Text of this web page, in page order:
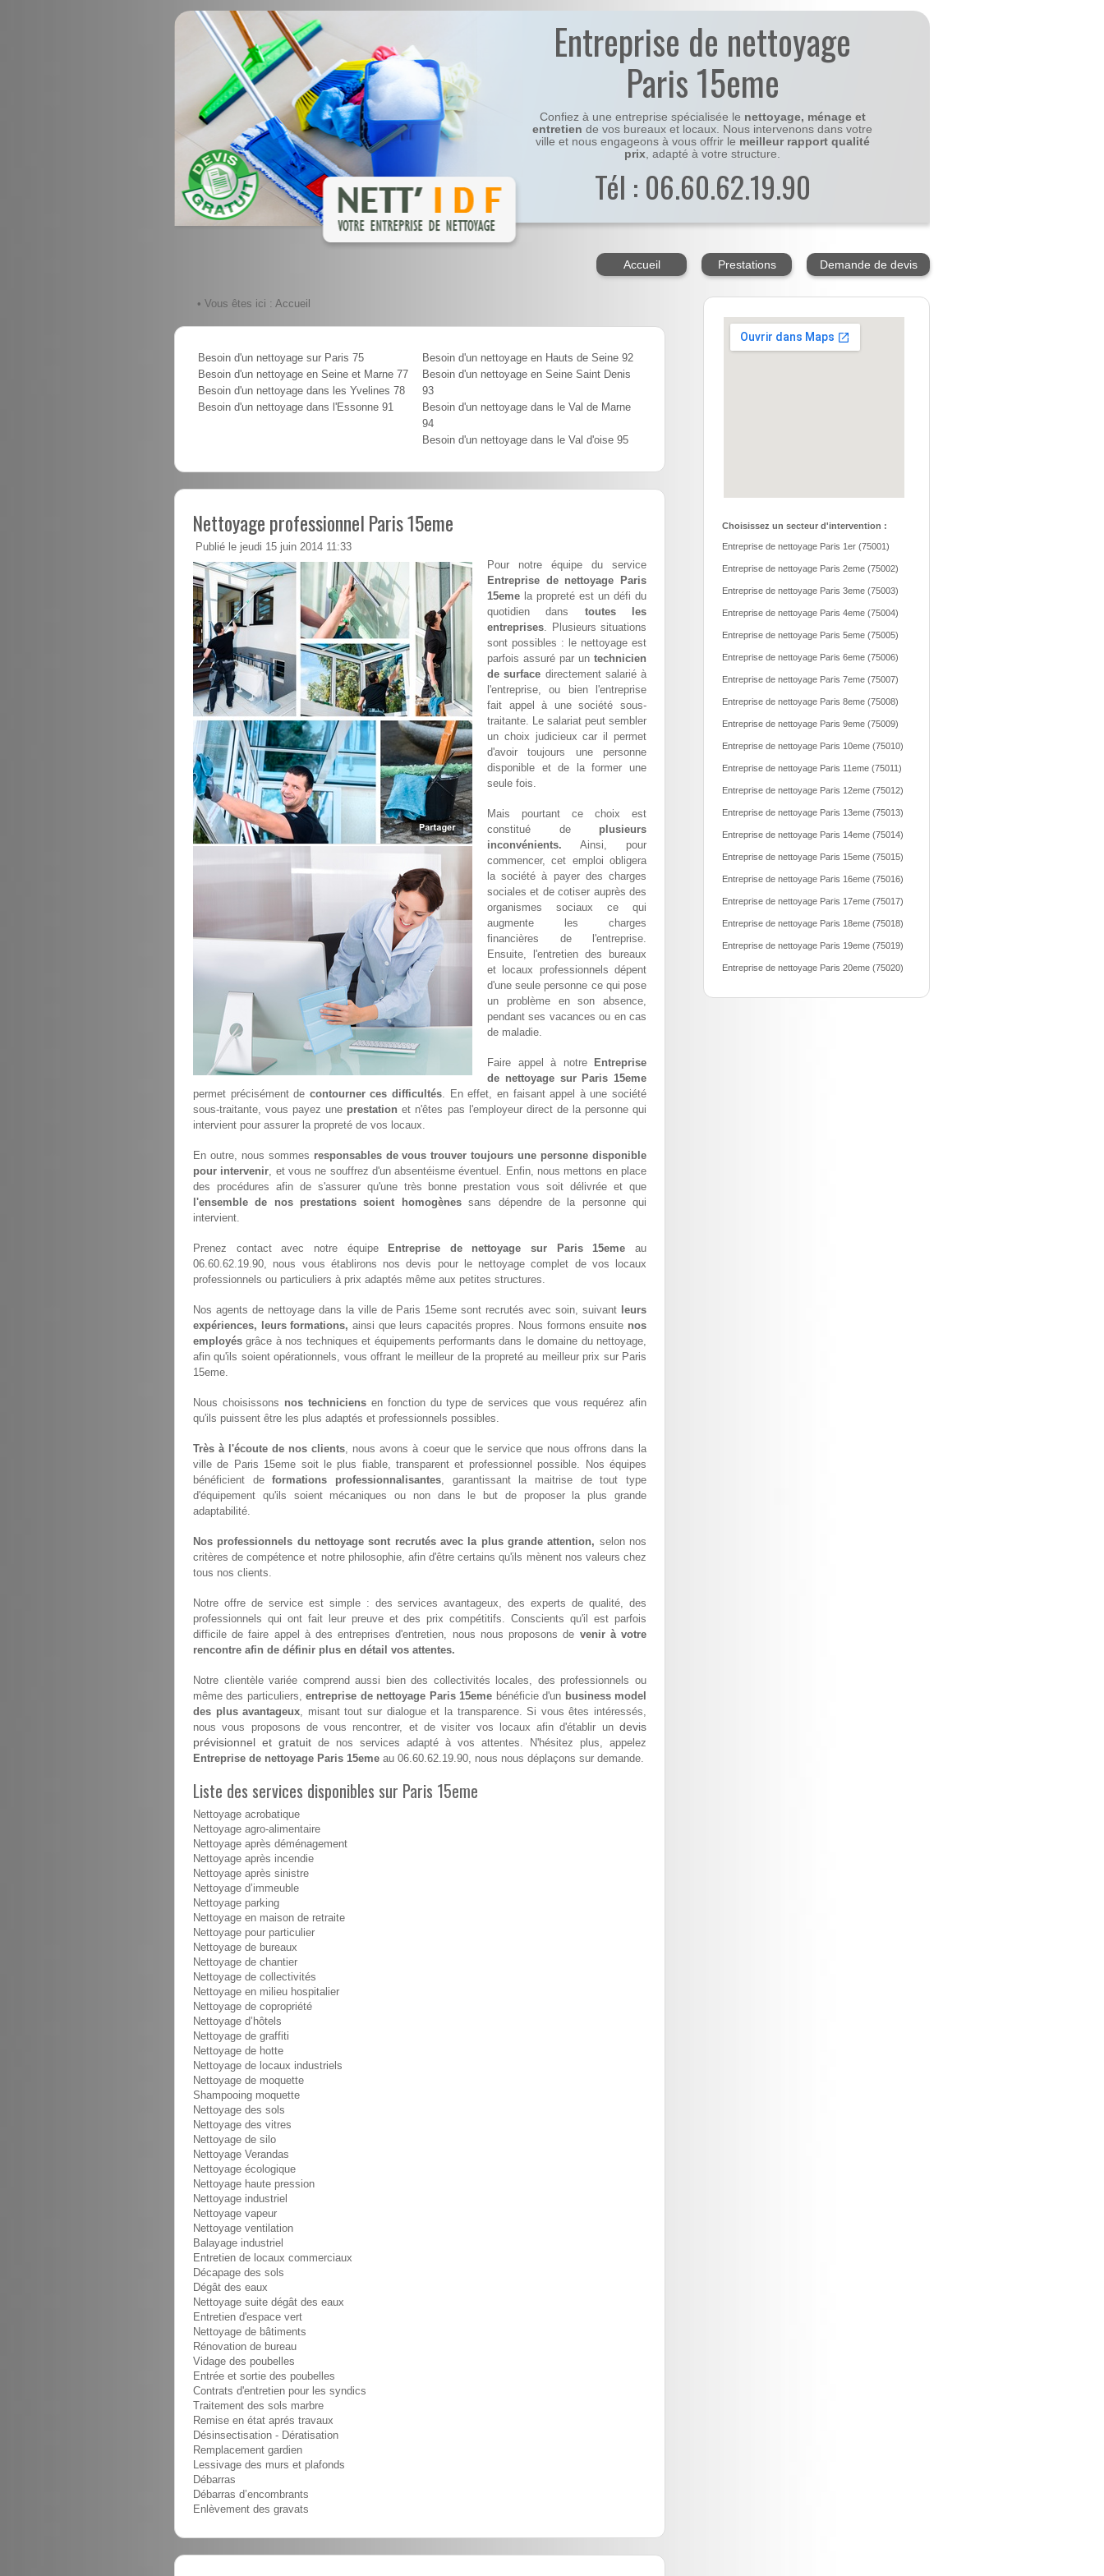
Entreprise de nettoyage
Paris 15eme
Confiez à une entreprise spécialisée le nettoyage, ménage et
entretien de vos bureaux et locaux. Nous intervenons dans votre
ville et nous engageons à vous offrir le meilleur rapport qualité
prix, adapté à votre structure.
Tél : 06.60.62.19.90
Accueil Prestations Demande de devis
• Vous êtes ici : Accueil
Besoin d'un nettoyage sur Paris 75
Besoin d'un nettoyage en Seine et Marne 77
Besoin d'un nettoyage dans les Yvelines 78
Besoin d'un nettoyage dans l'Essonne 91
Besoin d'un nettoyage en Hauts de Seine 92
Besoin d'un nettoyage en Seine Saint Denis
93
Besoin d'un nettoyage dans le Val de Marne
94
Besoin d'un nettoyage dans le Val d'oise 95
Nettoyage professionnel Paris 15eme
Publié le jeudi 15 juin 2014 11:33
Pour notre équipe du service
Entreprise de nettoyage Paris
15eme la propreté est un défi du
quotidien dans toutes les
entreprises. Plusieurs situations
sont possibles : le nettoyage est
parfois assuré par un technicien
de surface directement salarié à
l'entreprise, ou bien l'entreprise
fait appel à une société sous-
traitante. Le salariat peut sembler
un choix judicieux car il permet
d'avoir toujours une personne
disponible et de la former une
seule fois.
Mais pourtant ce choix est
constitué de plusieurs
inconvénients. Ainsi, pour
commencer, cet emploi obligera
la société à payer des charges
sociales et de cotiser auprès des
organismes sociaux ce qui
augmente les charges
financières de l'entreprise.
Ensuite, l'entretien des bureaux
et locaux professionnels dépent
d'une seule personne ce qui pose
un problème en son absence,
pendant ses vacances ou en cas
de maladie.
Faire appel à notre
Entreprise
de nettoyage sur Paris 15eme
permet précisément de contourner ces difficultés. En effet, en faisant appel à une société
sous-traitante, vous payez une prestation et n'êtes pas l'employeur direct de la personne qui
intervient pour assurer la propreté de vos locaux.
En outre, nous sommes responsables de vous trouver toujours une personne disponible
pour intervenir, et vous ne souffrez d'un absentéisme éventuel. Enfin, nous mettons en place
des procédures afin de s'assurer qu'une très bonne prestation vous soit délivrée et que
l'ensemble de nos prestations soient homogènessans dépendre de la personne qui
intervient.
Prenez contact avec notre équipe Entreprise de nettoyage sur Paris 15eme au
06.60.62.19.90, nous vous établirons nos devis pour le nettoyage complet de vos locaux
professionnels ou particuliers à prix adaptés même aux petites structures.
Nos agents de nettoyage dans la ville de Paris 15eme sont recrutés avec soin, suivant leurs
expériences, leurs formations, ainsi que leurs capacités propres. Nous formons ensuite nos
employés grâce à nos techniques et équipements performants dans le domaine du nettoyage,
afin qu'ils soient opérationnels, vous offrant le meilleur de la propreté au meilleur prix sur Paris
15eme.
Nous choisissons nos techniciensen fonction du type de services que vous requérez afin
qu'ils puissent être les plus adaptés et professionnels possibles.
Très à l'écoute de nos clients, nous avons à coeur que le service que nous offrons dans la
ville de Paris 15eme soit le plus fiable, transparent et professionnel possible. Nos équipes
bénéficient deformations professionnalisantes, garantissant la maitrise de tout type
d'équipement qu'ils soient mécaniques ou non dans le but de proposer la plus grande
adaptabilité.
Nos professionnels du nettoyage sont recrutés avec la plus grande attention, selon nos
critères de compétence et notre philosophie, afin d'être certains qu'ils mènent nos valeurs chez
tous nos clients.
Notre offre de service est simple : des services avantageux, des experts de qualité, des
professionnels qui ont fait leur preuve et des prix compétitifs. Conscients qu'il est parfois
difficile de faire appel à des entreprises d'entretien, nous nous proposons de venir à votre
rencontre afin de définir plus en détail vos attentes.
Notre clientèle variée comprend aussi bien des collectivités locales, des professionnels ou
même des particuliers,entreprise de nettoyage Paris 15eme bénéficie d'un business model
des plus avantageux, misant tout sur dialogue et la transparence. Si vous êtes intéressés,
nous vous proposons de vous rencontrer, et de visiter vos locaux afin d'établir un devis
prévisionnel et gratuit de nos services adapté à vos attentes. N'hésitez plus, appelez
Entreprise de nettoyage Paris 15eme au 06.60.62.19.90, nous nous déplaçons sur demande.
Liste des services disponibles sur Paris 15eme
Nettoyage acrobatique
Nettoyage agro-alimentaire
Nettoyage après déménagement
Nettoyage après incendie
Nettoyage après sinistre
Nettoyage d’immeuble
Nettoyage parking
Nettoyage en maison de retraite
Nettoyage pour particulier
Nettoyage de bureaux
Nettoyage de chantier
Nettoyage de collectivités
Nettoyage en milieu hospitalier
Nettoyage de copropriété
Nettoyage d’hôtels
Nettoyage de graffiti
Nettoyage de hotte
Nettoyage de locaux industriels
Nettoyage de moquette
Shampooing moquette
Nettoyage des sols
Nettoyage des vitres
Nettoyage de silo
Nettoyage Verandas
Nettoyage écologique
Nettoyage haute pression
Nettoyage industriel
Nettoyage vapeur
Nettoyage ventilation
Balayage industriel
Entretien de locaux commerciaux
Décapage des sols
Dégât des eaux
Nettoyage suite dégât des eaux
Entretien d'espace vert
Nettoyage de bâtiments
Rénovation de bureau
Vidage des poubelles
Entrée et sortie des poubelles
Contrats d'entretien pour les syndics
Traitement des sols marbre
Remise en état aprés travaux
Désinsectisation - Dératisation
Remplacement gardien
Lessivage des murs et plafonds
Débarras
Débarras d’encombrants
Enlèvement des gravats
Choisissez un secteur d'intervention :
Entreprise de nettoyage Paris 1er (75001)
Entreprise de nettoyage Paris 2eme (75002)
Entreprise de nettoyage Paris 3eme (75003)
Entreprise de nettoyage Paris 4eme (75004)
Entreprise de nettoyage Paris 5eme (75005)
Entreprise de nettoyage Paris 6eme (75006)
Entreprise de nettoyage Paris 7eme (75007)
Entreprise de nettoyage Paris 8eme (75008)
Entreprise de nettoyage Paris 9eme (75009)
Entreprise de nettoyage Paris 10eme (75010)
Entreprise de nettoyage Paris 11eme (75011)
Entreprise de nettoyage Paris 12eme (75012)
Entreprise de nettoyage Paris 13eme (75013)
Entreprise de nettoyage Paris 14eme (75014)
Entreprise de nettoyage Paris 15eme (75015)
Entreprise de nettoyage Paris 16eme (75016)
Entreprise de nettoyage Paris 17eme (75017)
Entreprise de nettoyage Paris 18eme (75018)
Entreprise de nettoyage Paris 19eme (75019)
Entreprise de nettoyage Paris 20eme (75020)